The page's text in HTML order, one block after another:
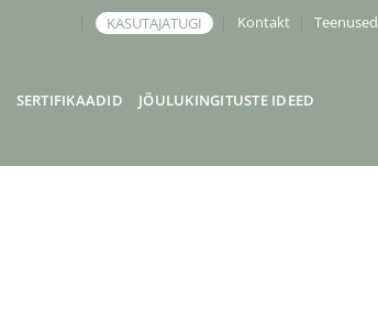
KASUTAJATUGI Kontakt Teenused
SERTIFIKAADID JÕULUKINGITUSTE IDEED